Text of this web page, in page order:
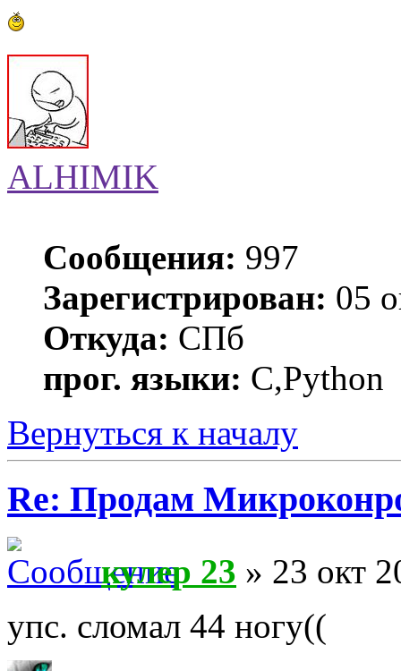
ALHIMIK
Сообщения: 997
Зарегистрирован: 05
Откуда: СПб
прог. языки: C,Python
Вернуться к началу
Re: Продам
кулер 23 » 23 окт
упс. сломал 44 ногу((